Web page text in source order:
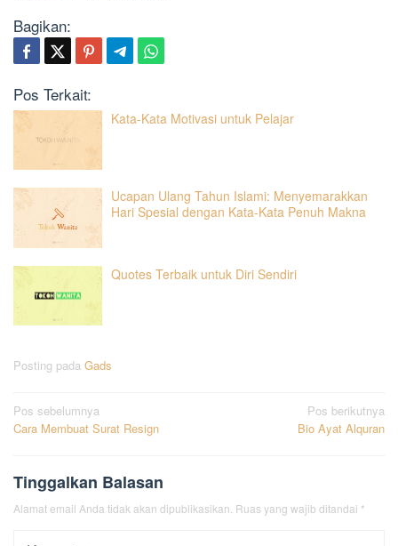
Bagikan:
Pos Terkait:
Kata-Kata Motivasi untuk Pelajar
Ucapan Ulang Tahun Islami: Menyemarakkan
Hari Spesial dengan Kata-Kata Penuh Makna
Quotes Terbaik untuk Diri Sendiri
Posting pada Gads
Navigasi
pos
Pos sebelumnya
Cara Membuat Surat Resign
Pos berikutnya
Bio Ayat Alquran
Tinggalkan Balasan
Alamat email Anda tidak akan dipublikasikan. Ruas yang wajib ditandai *